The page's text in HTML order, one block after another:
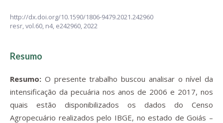
http://dx.doi.org/10.1590/1806-9479.2021.242960
resr,vol.60, n4, e242960, 2022
Resumo
Resumo: O presente trabalho buscou analisar o nível da
intensificação da pecuária nos anos de 2006 e 2017, nos
quais estão disponibilizados os dados do Censo
Agropecuário realizados pelo IBGE, no estado de Goiás –